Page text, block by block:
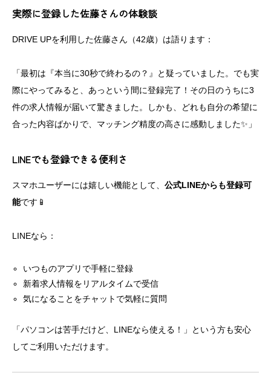
実際に登録した佐藤さんの体験談
DRIVE UPを利用した佐藤さん（42歳）は語ります：
「最初は『本当に30秒で終わるの？』と疑っていました。でも実
際にやってみると、あっという間に登録完了！その日のうちに3
件の求人情報が届いて驚きました。しかも、どれも自分の希望に
合った内容ばかりで、マッチング精度の高さに感動しました✨」
LINEでも登録できる便利さ
スマホユーザーには嬉しい機能として、 公式LINEからも登録可
能です📱
LINEなら：
いつものアプリで手軽に登録
新着求人情報をリアルタイムで受信
気になることをチャットで気軽に質問
「パソコンは苦手だけど、LINEなら使える！」という方も安心
してご利用いただけます。